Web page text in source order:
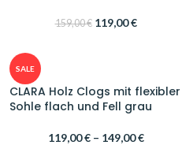
159,00€ 119,00€
SALE
CLARA Holz Clogs mit flexibler
Sohle flach und Fell grau
119,00€ – 149,00€